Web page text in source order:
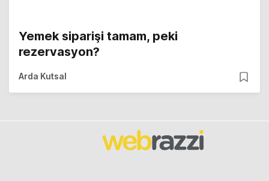
Yemek siparişi tamam, peki
rezervasyon?
Arda Kutsal